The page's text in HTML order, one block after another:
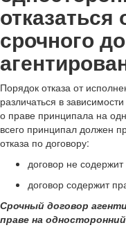
отказаться
срочного
Порядок отказа от
различаться в
о праве принципала на
всего принципал должен
отказа по договору:
договор не
договор содержит
Срочный договор
праве на